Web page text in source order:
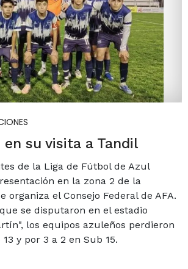
su visita a Tandil
de la Liga de Fútbol de Azul
en la zona 2 de la
organiza el Consejo Federal de AFA.
se disputaron en el estadio
los equipos azuleños perdieron
y por 3 a 2 en Sub 15.